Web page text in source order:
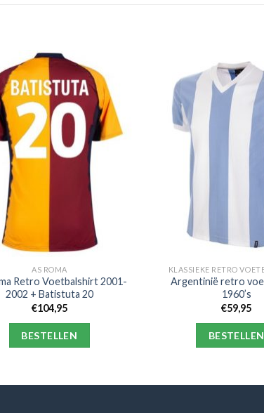
AS ROMA
Retro Voetbalshirt 2001-
2002 + Batistuta 20
€104,95
BESTELLEN
KLASSIEKE RETRO
Argentinië retro
1960’s
€59,95
BESTELLEN